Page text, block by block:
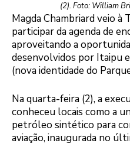
(2). Foto: William
Magda Chambriard veio à
participar da agenda de
aproveitando a
desenvolvidos por Itaipu
(nova identidade do
Na quarta-feira (2), a
conheceu locais como a
petróleo sintético para
aviação, inaugurada no